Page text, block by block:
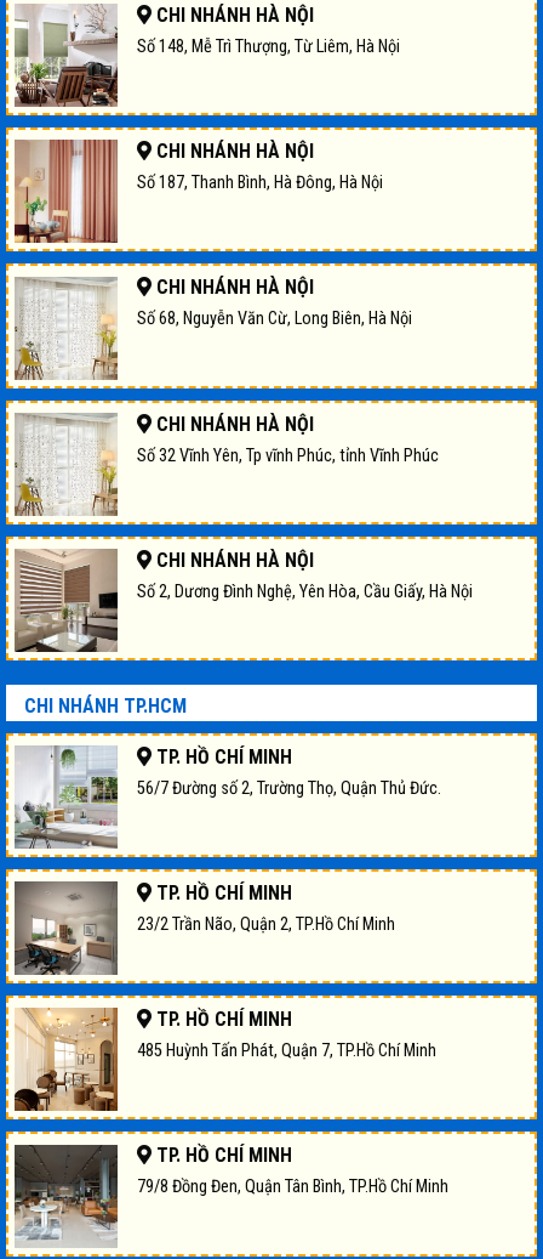
CHI NHÁNH HÀ NỘI
Số 148, Mễ Trì Thượng, Từ Liêm, Hà Nội
CHI NHÁNH HÀ NỘI
Số 187, Thanh Bình, Hà Đông, Hà Nội
CHI NHÁNH HÀ NỘI
Số 68, Nguyễn Văn Cừ, Long Biên, Hà Nội
CHI NHÁNH HÀ NỘI
Số 32 Vĩnh Yên, Tp vĩnh Phúc, tỉnh Vĩnh Phúc
CHI NHÁNH HÀ NỘI
Số 2, Dương Đình Nghệ, Yên Hòa, Cầu Giấy, Hà Nội
CHI NHÁNH TP.HCM
TP. HỒ CHÍ MINH
56/7 Đường số 2, Trường Thọ, Quận Thủ Đức.
TP. HỒ CHÍ MINH
23/2 Trần Não, Quận 2, TP.Hồ Chí Minh
TP. HỒ CHÍ MINH
485 Huỳnh Tấn Phát, Quận 7, TP.Hồ Chí Minh
TP. HỒ CHÍ MINH
79/8 Đồng Đen, Quận Tân Bình, TP.Hồ Chí Minh